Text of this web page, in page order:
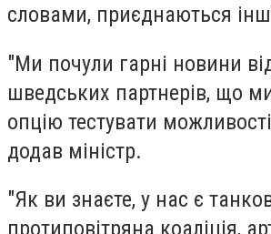
словами, приєднаються
"Ми почули гарні новини
шведських партнерів, що
опцію тестувати
додав міністр.
"Як ви знаєте, у нас є
протиповітряна коаліція,